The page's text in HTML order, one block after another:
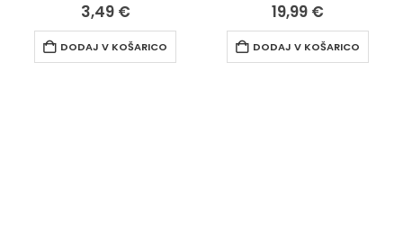
3,49 €
DODAJ V KOŠARICO
19,99 €
DODAJ V KOŠARICO